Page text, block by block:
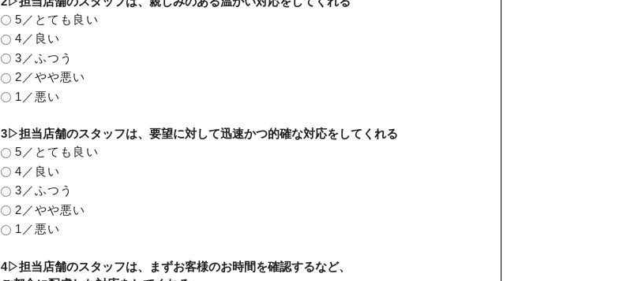
5／とても良い
4／良い
3／ふつう
2／やや悪い
1／悪い
3▷担当店舗のスタッフは、要望に対して迅速かつ的確な対応をしてくれる
5／とても良い
4／良い
3／ふつう
2／やや悪い
1／悪い
4▷担当店舗のスタッフは、まずお客様のお時間を確認するなど、